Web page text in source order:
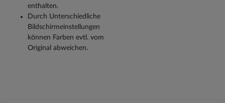
enthalten.
Durch Unterschiedliche
Bildschirmeinstellungen
können Farben evtl. vom
Original abweichen.